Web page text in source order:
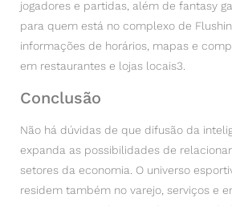
jogadores e partidas, além de fantasy
para quem está no complexo de
informações de horários, mapas e
em restaurantes e lojas locais3.
Conclusão
Não há dúvidas de que difusão da
expanda as possibilidades de
setores da economia. O universo
residem também no varejo, serviços e